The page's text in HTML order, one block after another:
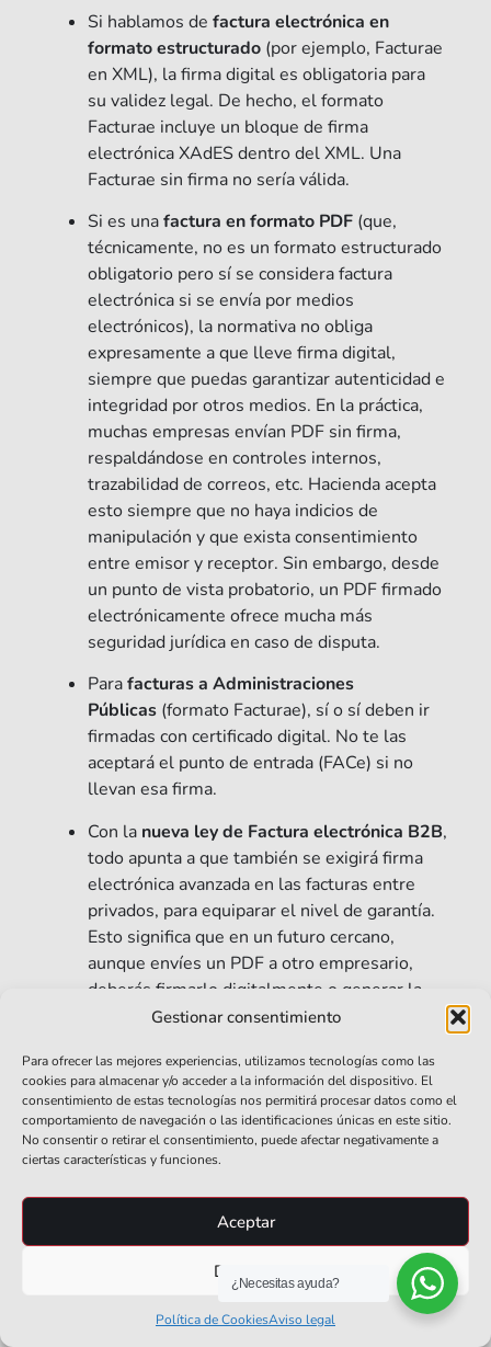
Gestionar consentimiento
Para ofrecer las mejores experiencias, utilizamos tecnologías como las
cookies para almacenar y/o acceder a la información del dispositivo. El
consentimiento de estas tecnologías nos permitirá procesar datos como el
comportamiento de navegación o las identificaciones únicas en este sitio.
No consentir o retirar el consentimiento, puede afectar negativamente a
ciertas características y funciones.
Aceptar
Denegar
Política de CookiesAviso legal
Si hablamos de factura electrónica en
formato estructurado (por ejemplo, Facturae
en XML), la firma digital es obligatoria para
su validez legal. De hecho, el formato
Facturae incluye un bloque de firma
electrónica XAdES dentro del XML. Una
Facturae sin firma no sería válida.
Si es unafactura en formato PDF (que,
técnicamente, no es un formato estructurado
obligatorio pero sí se considera factura
electrónica si se envía por medios
electrónicos), la normativa no obliga
expresamente a que lleve firma digital,
siempre que puedas garantizar autenticidad e
integridad por otros medios. En la práctica,
muchas empresas envían PDF sin firma,
respaldándose en controles internos,
trazabilidad de correos, etc. Hacienda acepta
esto siempre que no haya indicios de
manipulación y que exista consentimiento
entre emisor y receptor. Sin embargo, desde
un punto de vista probatorio, un PDF firmado
electrónicamente ofrece mucha más
seguridad jurídica en caso de disputa.
Parafacturas a Administraciones
Públicas (formato Facturae), sí o sí deben ir
firmadas con certificado digital. No te las
aceptará el punto de entrada (FACe) si no
llevan esa firma.
Con la nueva ley de Factura electrónica B2B,
todo apunta a que también se exigirá firma
electrónica avanzada en las facturas entre
privados, para equiparar el nivel de garantía.
Esto significa que en un futuro cercano,
aunque envíes un PDF a otro empresario,
deberás firmarlo digitalmente o generar la
factura en un formato que incluya firma.
¿Qué Tipos De
Firma
Electrónica
Acepta
La Agencia Tributaria
admite cualquier
reconocido (emitido
¿Necesitas ayuda?